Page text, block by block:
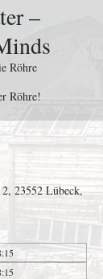
–
Röhre
Röhre!
23552 Lübeck,